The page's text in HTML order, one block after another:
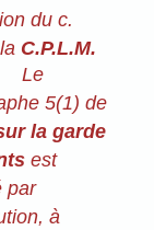
du c.
C.P.L.M.
Le
5(1) de
la garde
est
par
à